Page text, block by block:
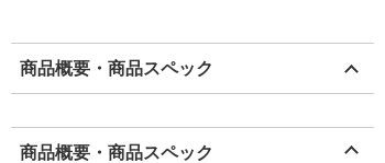
商品概要・商品スペック
商品概要・商品スペック